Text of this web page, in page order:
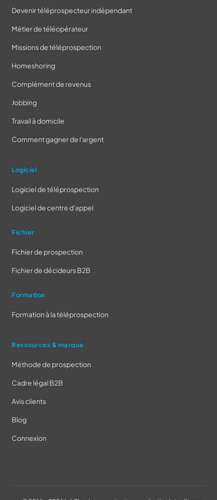
Devenir téléprospecteur indépendant
Métier de téléopérateur
Missions de téléprospection
Homeshoring
Complément de revenus
Jobbing
Travail à domicile
Comment gagner de l'argent
Logiciel
Logiciel de téléprospection
Logiciel de centre d'appel
Fichier
Fichier de prospection
Fichier de décideurs B2B
Formation
Formation à la téléprospection
Ressources & marque
Méthode de prospection
Cadre légal B2B
Avis clients
Blog
Connexion